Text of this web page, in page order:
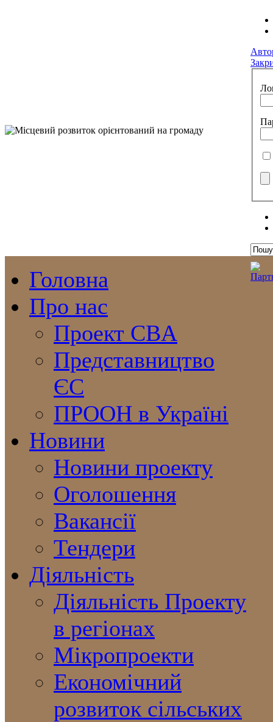
Головна
Про нас
Проект CBA
Представництво
ЄС
ПРООН в Україні
Новини
Новини проекту
Оголошення
Вакансії
Тендери
Діяльність
Діяльність Проекту
в регіонах
Мікропроекти
Економічний
розвиток сільських